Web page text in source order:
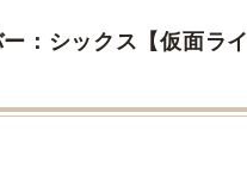
：シックス【仮面ライ